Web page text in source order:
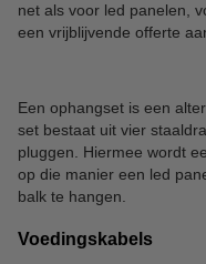
net als voor led panelen,
een vrijblijvende offerte
Een ophangset is een
set bestaat uit vier
pluggen. Hiermee wordt
op die manier een led
balk te hangen.
Voedingskabels